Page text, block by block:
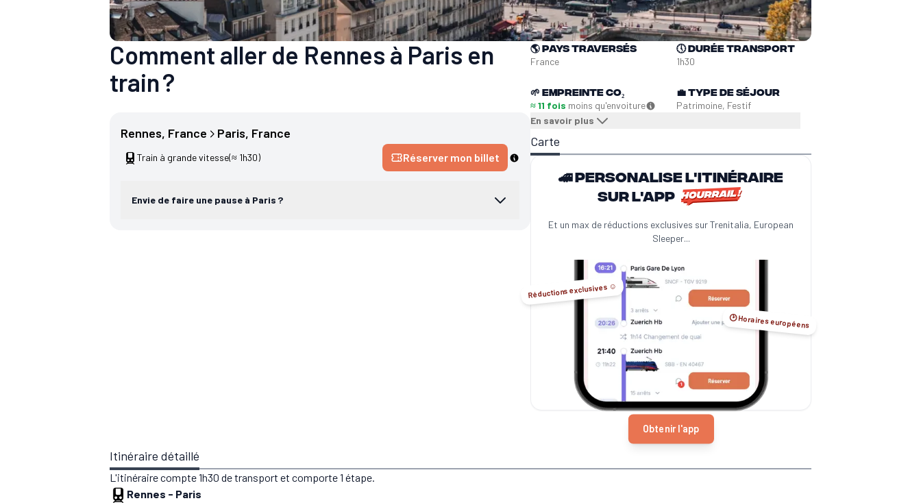
Comment aller de Rennes à Paris en
train ?
Rennes, France Paris, France
Train à grande vitesse(≈ 1h30) Réserver mon billet
Envie de faire une pause à Paris ?
🌎 Pays traversés
France
🕔Durée transport
1h30
🌱 Empreinte CO₂
≈ 11 fois moins qu'envoiture
En savoir plus
💼Type de séjour
Patrimoine, Festif
Carte
🚄 Personalise l'itinéraire
sur l'app
Et un max de réductions exclusives sur Trenitalia, European
Sleeper...
Réductions exclusives ☺️
🕑 Horaires européens
Obtenir l'app
Itinéraire détaillé
L'itinéraire compte 1h30 de transport et comporte 1 étape.
Rennes - Paris